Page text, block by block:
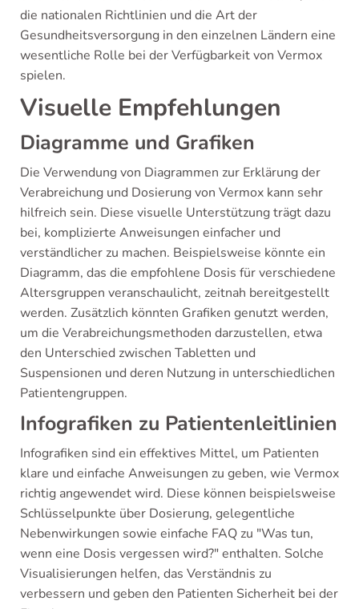
die nationalen Richtlinien und die Art der
Gesundheitsversorgung in den einzelnen Ländern eine
wesentliche Rolle bei der Verfügbarkeit von Vermox
spielen.
Visuelle Empfehlungen
Diagramme und Grafiken
Die Verwendung von Diagrammen zur Erklärung der
Verabreichung und Dosierung von Vermox kann sehr
hilfreich sein. Diese visuelle Unterstützung trägt dazu
bei, komplizierte Anweisungen einfacher und
verständlicher zu machen. Beispielsweise könnte ein
Diagramm, das die empfohlene Dosis für verschiedene
Altersgruppen veranschaulicht, zeitnah bereitgestellt
werden. Zusätzlich könnten Grafiken genutzt werden,
um die Verabreichungsmethoden darzustellen, etwa
den Unterschied zwischen Tabletten und
Suspensionen und deren Nutzung in unterschiedlichen
Patientengruppen.
Infografiken zu Patientenleitlinien
Infografiken sind ein effektives Mittel, um Patienten
klare und einfache Anweisungen zu geben, wie Vermox
richtig angewendet wird. Diese können beispielsweise
Schlüsselpunkte über Dosierung, gelegentliche
Nebenwirkungen sowie einfache FAQ zu "Was tun,
wenn eine Dosis vergessen wird?" enthalten. Solche
Visualisierungen helfen, das Verständnis zu
verbessern und geben den Patienten Sicherheit bei der